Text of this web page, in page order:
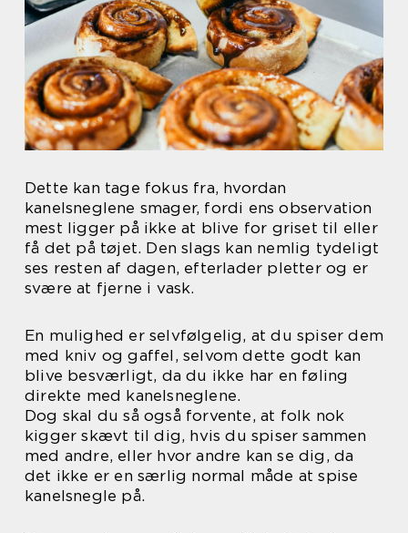
Dette kan tage fokus fra, hvordan
kanelsneglene smager, fordi ens observation
mest ligger på ikke at blive for griset til eller
få det på tøjet. Den slags kan nemlig tydeligt
ses resten af dagen, efterlader pletter og er
svære at fjerne i vask.
En mulighed er selvfølgelig, at du spiser dem
med kniv og gaffel, selvom dette godt kan
blive besværligt, da du ikke har en føling
direkte med kanelsneglene.
Dog skal du så også forvente, at folk nok
kigger skævt til dig, hvis du spiser sammen
med andre, eller hvor andre kan se dig, da
det ikke er en særlig normal måde at spise
kanelsnegle på.